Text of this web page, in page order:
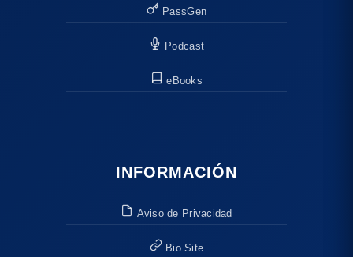
PassGen
Podcast
eBooks
INFORMACIÓN
Aviso de Privacidad
Bio Site